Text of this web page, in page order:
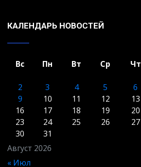
КАЛЕНДАРЬ НОВОСТЕЙ
Август 2026
Вс Пн Вт Ср Чт
2
3 4 5 6
9
10 11 12 13
16
17 18 19 20
23
24 25 26 27
30
31
« Июл